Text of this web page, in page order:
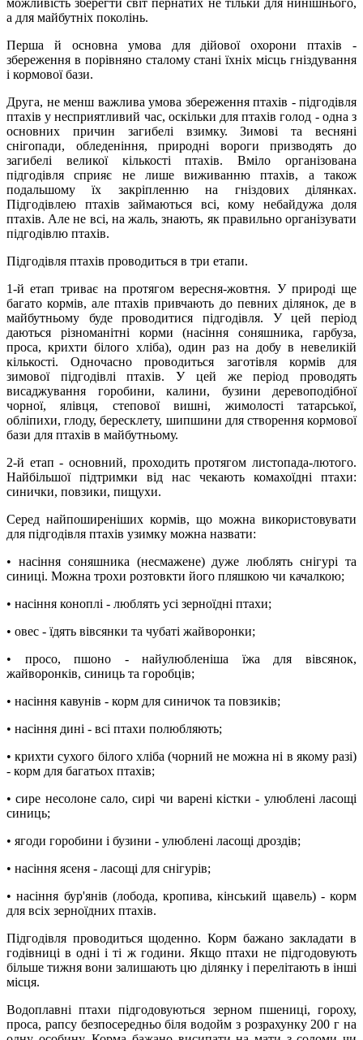
можливість зберегти світ пернатих не тільки для нинішнього,
а для майбутніх поколінь.
Перша й основна умова для дійової охорони птахів -
збереження в порівняно сталому стані їхніх місць гніздування
і кормової бази.
Друга, не менш важлива умова збереження птахів - підгодівля
птахів у несприятливий час, оскільки для птахів голод - одна з
основних причин загибелі взимку. Зимові та весняні
снігопади, обледеніння, природні вороги призводять до
загибелі великої кількості птахів. Вміло організована
підгодівля сприяє не лише виживанню птахів, а також
подальшому їх закріпленню на гніздових ділянках.
Підгодівлею птахів займаються всі, кому небайдужа доля
птахів. Але не всі, на жаль, знають, як правильно організувати
підгодівлю птахів.
Підгодівля птахів проводиться в три етапи.
1-й етап триває на протягом вересня-жовтня. У природі ще
багато кормів, але птахів привчають до певних ділянок, де в
майбутньому буде проводитися підгодівля. У цей період
даються різноманітні корми (насіння соняшника, гарбуза,
проса, крихти білого хліба), один раз на добу в невеликій
кількості. Одночасно проводиться заготівля кормів для
зимової підгодівлі птахів. У цей же період проводять
висаджування горобини, калини, бузини деревоподібної
чорної, ялівця, степової вишні, жимолості татарської,
обліпихи, глоду, бересклету, шипшини для створення кормової
бази для птахів в майбутньому.
2-й етап - основний, проходить протягом листопада-лютого.
Найбільшої підтримки від нас чекають комахоїдні птахи:
синички, повзики, пищухи.
Серед найпоширеніших кормів, що можна використовувати
для підгодівля птахів узимку можна назвати:
• насіння соняшника (несмажене) дуже люблять снігурі та
синиці. Можна трохи розтовкти його пляшкою чи качалкою;
• насіння коноплі - люблять усі зерноїдні птахи;
• овес - їдять вівсянки та чубаті жайворонки;
• просо, пшоно - найулюбленіша їжа для вівсянок,
жайворонків, синиць та горобців;
• насіння кавунів - корм для синичок та повзиків;
• насіння дині - всі птахи полюбляють;
• крихти сухого білого хліба (чорний не можна ні в якому разі)
- корм для багатьох птахів;
• сире несолоне сало, сирі чи варені кістки - улюблені ласощі
синиць;
• ягоди горобини і бузини - улюблені ласощі дроздів;
• насіння ясеня - ласощі для снігурів;
• насіння бур'янів (лобода, кропива, кінський щавель) - корм
для всіх зерноїдних птахів.
Підгодівля проводиться щоденно. Корм бажано закладати в
годівниці в одні і ті ж години. Якщо птахи не підгодовують
більше тижня вони залишають цю ділянку і перелітають в інші
місця.
Водоплавні птахи підгодовуються зерном пшениці, гороху,
проса, рапсу безпосередньо біля водойм з розрахунку 200 г на